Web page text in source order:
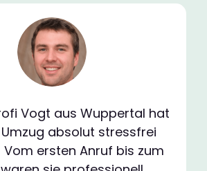
Vogt aus Wuppertal hat
absolut stressfrei
ersten Anruf bis zum